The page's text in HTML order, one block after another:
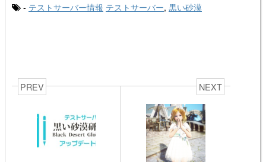
- テストサーバー情報 テストサーバー, 黒い砂漠
PREV NEXT